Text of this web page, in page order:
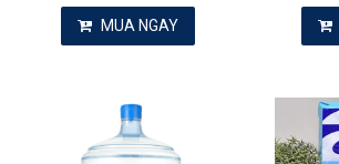
MUA NGAY